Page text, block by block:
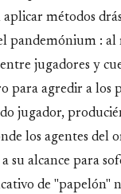
métodos
pandemónium : al
jugadores y
para agredir a los
jugador,
los agentes del
su alcance para
de "papelón"